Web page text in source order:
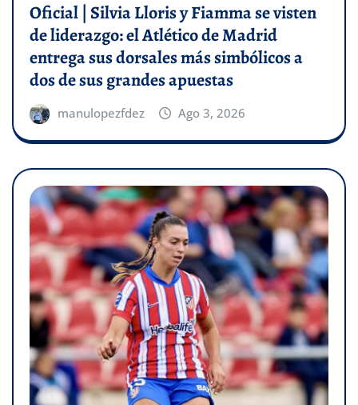
Oficial | Silvia Lloris y Fiamma se visten
de liderazgo: el Atlético de Madrid
entrega sus dorsales más simbólicos a
dos de sus grandes apuestas
manulopezfdez Ago 3, 2026